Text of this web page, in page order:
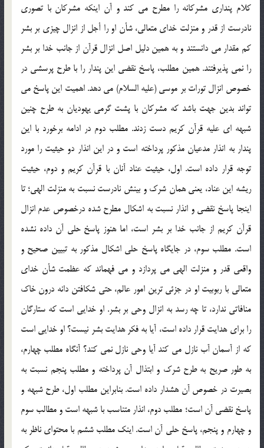
کلام پنداري مشرکانه را مطرح مي کند و آن اينکه مشرکان با تصوري
نادرست از قدر و منزلت خداي متعالي، شأن او را أجل از انزال چيزي بر بشر
کم مقدار مي دانستند و به همين دليل اصل انزال قرآن از جانب خدا بر بشر
را نمي پذيرفتند. همين مطلب، پاسخ نقضي اين پندار را با طرح پرسشي در
خصوص انزال تورات بر موسي (عليه السلام) مي دهد. اهميت اين پاسخ مي
تواند بدين جهت باشد که مشرکان با پشت گرمي يهوديان به طرح چنين
شبهه اي عليه قرآن کريم دست زدند. مطلب دوم در ادامه برخورد با اين
پندار به انذار مدعيان مذکور پرداخته است و در اين انذار دو حيثيت را مورد
توجه قرار داده است. اول، حيثيت عناد آنان با قرآن کريم و دوم، حيثيت
ريشه اين عناد، يعني همان شرک و بينش نادرست نسبت به منزلت الهي؛ تا
اينجا پاسخ نقضي و انذار نسبت به اشکال مطرح شده درخصوص عدم انزال
قرآن کريم از جانب خدا بر بشر است، اما هنوز پاسخ حلي آن داده نشده
است. مطلب سوم، در جايگاه پاسخ حلي اشکال مذکور به تبيين صحيح و
واقعي قدر و منزلت الهي مي پردازد و مي فهماند که عظمت شأن خداي
متعالي با ربوبيت او در جزئي ترين امور عالم، حتي شکافتن دانه درون خاک
منافاتي ندارد، تا چه رسد به انزال وحي بر بشر. او خدايي است که ستارگان
را براي هدايت قرار داده است، آيا به فکر هدايت بشر نيست؟ او خدايي است
که از آسمان آب نازل مي کند آيا وحي نازل نمي کند؟ آنگاه مطلب چهارم،
به طور صريح به طرح شرک و ابتذال آن پرداخته و مطلب پنجم نسبت به
بصيرت در خصوص آن هشدار داده است. بنابراين مطلب اول، طرح شبهه و
پاسخ نقضي آن است؛ مطلب دوم، انذار متناسب با شبهه است و مطالب سوم
و چهارم و پنجم، پاسخ حلي آن است. اينک مطلب ششم با محتواي ناظر به